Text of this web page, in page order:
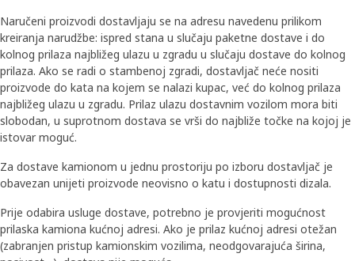
Naručeni proizvodi dostavljaju se na adresu navedenu prilikom
kreiranja narudžbe: ispred stana u slučaju paketne dostave i do
kolnog prilaza najbližeg ulazu u zgradu u slučaju dostave do kolnog
prilaza. Ako se radi o stambenoj zgradi, dostavljač neće nositi
proizvode do kata na kojem se nalazi kupac, već do kolnog prilaza
najbližeg ulazu u zgradu. Prilaz ulazu dostavnim vozilom mora biti
slobodan, u suprotnom dostava se vrši do najbliže točke na kojoj je
istovar moguć.
Za dostave kamionom u jednu prostoriju po izboru dostavljač je
obavezan unijeti proizvode neovisno o katu i dostupnosti dizala.
Prije odabira usluge dostave, potrebno je provjeriti mogućnost
prilaska kamiona kućnoj adresi. Ako je prilaz kućnoj adresi otežan
(zabranjen pristup kamionskim vozilima, neodgovarajuća širina,